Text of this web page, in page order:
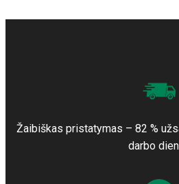
Žaibiškas pristatymas – 82 %
darbo